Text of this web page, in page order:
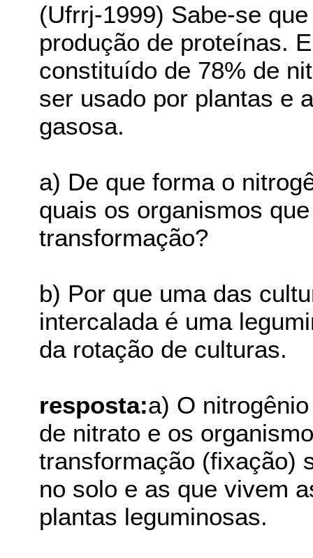
(Ufrrj-1999) Sabe-se
produção de proteínas.
constituído de 78% de
ser usado por plantas e
gasosa.
a) De que forma o
quais os organismos
transformação?
b) Por que uma das
intercalada é uma
da rotação de culturas.
resposta:a) O
de nitrato e os
transformação (fixação)
no solo e as que vivem
plantas leguminosas.